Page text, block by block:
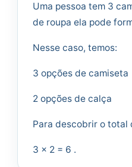
Uma pessoa tem 3
de roupa ela pode
Nesse caso, temos:
3 opções de camiseta
2 opções de calça
Para descobrir o total
3 × 2 = 6 .